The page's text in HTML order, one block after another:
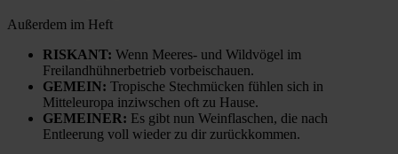
Außerdem im Heft
RISKANT: Wenn Meeres- und Wildvögel im
Freilandhühnerbetrieb vorbeischauen.
GEMEIN: Tropische Stechmücken fühlen sich in
Mitteleuropa inziwschen oft zu Hause.
GEMEINER: Es gibt nun Weinflaschen, die nach
Entleerung voll wieder zu dir zurückkommen.